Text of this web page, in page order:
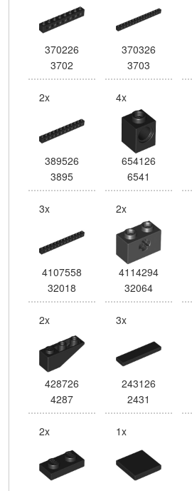
370226
3702
370326
3703
2x
389526
3895
4x
654126
6541
3x
4107558
32018
2x
4114294
32064
2x
428726
4287
3x
243126
2431
2x 1x